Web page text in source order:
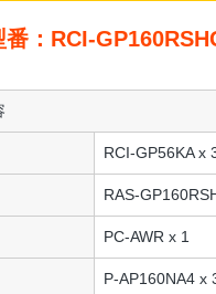
番：RCI-
RCI-GP56KA x
RAS-
PC-AWR x 1
P-AP160NA4 x